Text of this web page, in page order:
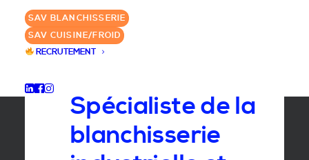
SAV BLANCHISSERIE
SAV CUISINE/FROID
RECRUTEMENT
✆ 09 78 083 083
Spécialiste de la
blanchisserie